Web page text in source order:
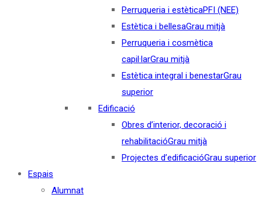
Perruqueria i estèticaPFI (NEE)
Estètica i bellesaGrau mitjà
Perruqueria i cosmètica
capil·larGrau mitjà
Estètica integral i benestarGrau
superior
Edificació
Obres d’interior, decoració i
rehabilitacióGrau mitjà
Projectes d’edificacióGrau superior
Espais
Alumnat